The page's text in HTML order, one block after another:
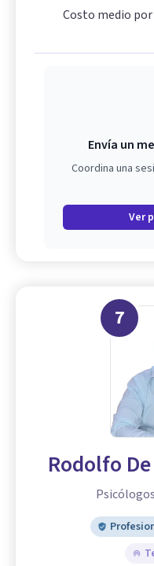
Costo medio
Envía un
Coordina una
Ver
7
Rodolfo